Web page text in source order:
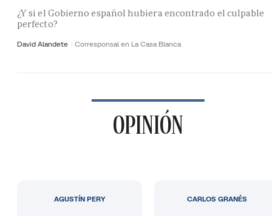
¿Y si el Gobierno español hubiera encontrado el culpable
perfecto?
David Alandete Corresponsal en La Casa Blanca
OPINIÓN
AGUSTÍN PERY CARLOS GRANÉS